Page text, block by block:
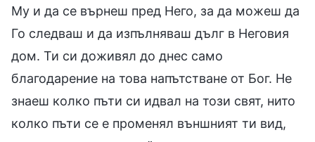
Му и да се върнеш пред Него, за да можеш да
Го следваш и да изпълняваш дълг в Неговия
дом. Ти си доживял до днес само
благодарение на това напътстване от Бог. Не
знаеш колко пъти си идвал на този свят, нито
колко пъти се е променял външният ти вид,